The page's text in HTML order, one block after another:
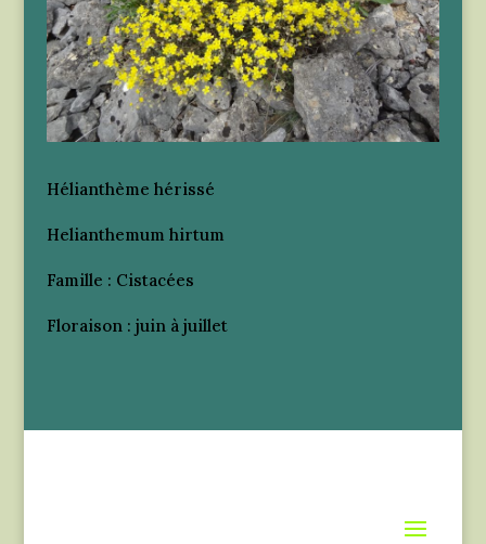
Hélianthème hérissé
Helianthemum hirtum
Famille : Cistacées
Floraison : juin à juillet